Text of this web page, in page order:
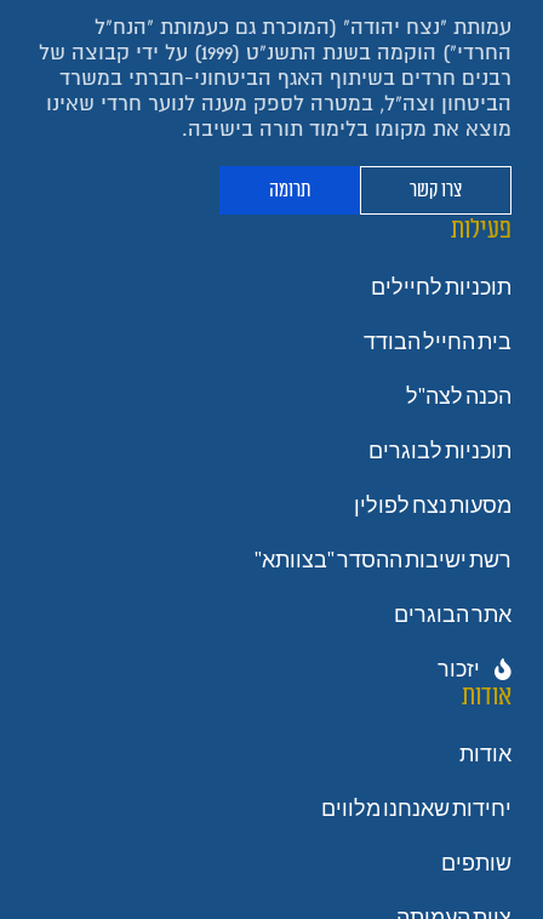
עמותת "נצח יהודה" (המוכרת גם כעמותת "הנח"ל
החרדי") הוקמה בשנת התשנ"ט (1999) על ידי קבוצה של
רבנים חרדים בשיתוף האגף הביטחוני-חברתי במשרד
הביטחון וצה"ל, במטרה לספק מענה לנוער חרדי שאינו
מוצא את מקומו בלימוד תורה בישיבה.
צרו קשר תרומה
פעילות
תוכניות לחיילים
בית החייל הבודד
הכנה לצה"ל
תוכניות לבוגרים
מסעות נצח לפולין
רשת ישיבות ההסדר "בצוותא"
אתר הבוגרים
יזכור
אודות
אודות
יחידות שאנחנו מלווים
שותפים